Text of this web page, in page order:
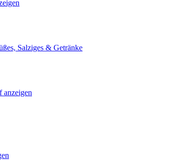
Salziges & Getränke
anzeigen